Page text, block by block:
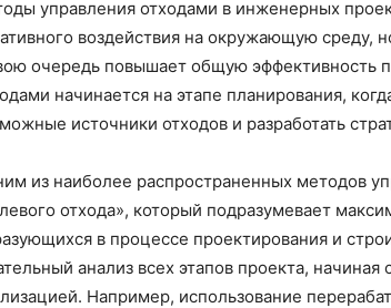
управления отходами в инженерных
воздействия на окружающую среду,
очередь повышает общую эффективность
начинается на этапе планирования,
источники отходов и разработать
из наиболее распространенных методов
отхода», который подразумевает
в процессе проектирования и
анализ всех этапов проекта, начиная
Например, использование